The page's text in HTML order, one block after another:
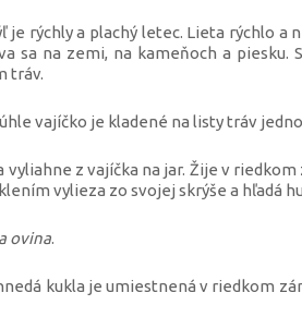
je rýchly a plachý letec. Lieta rýchlo a
sa na zemi, na kameňoch a piesku.
tráv.
vajíčko je kladené na listy tráv
vyliahne z vajíčka na jar. Žije v
vylieza zo svojej skrýše a hľadá
ovina.
kukla je umiestnená v riedkom